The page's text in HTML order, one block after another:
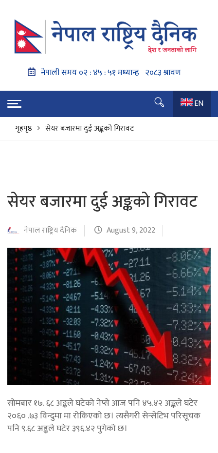
EN
गृहपृष्ठ
सेयर बजारमा दुई अङ्कको गिरावट
सेयर बजारमा दुई अङ्कको गिरावट
नेपाल राष्ट्रिय दैनिक August 9, 2022
सोमबार १७. ६८ अङ्कले घटेको नेप्से आज पनि ४५.४२ अङ्कले घटेर
२०६० .७३ विन्दुमा मा रोकिएको छ। त्यसैगरी सेन्सेटिभ परिसूचक
पनि ९.६८ अङ्कले घटेर ३९६.४२ पुगेको छ।